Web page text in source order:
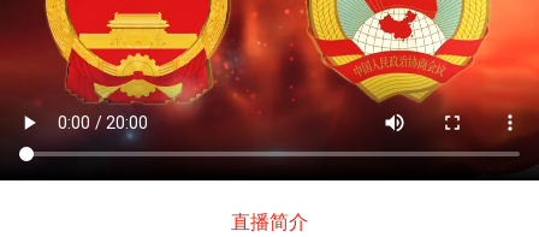
直播简介